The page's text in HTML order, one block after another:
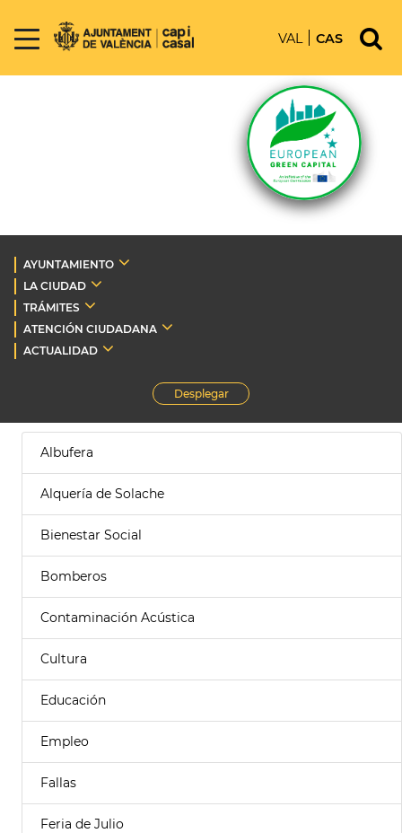
VAL CAS
AYUNTAMIENTO
LA CIUDAD
TRÁMITES
ATENCIÓN CIUDADANA
ACTUALIDAD
Desplegar
Albufera
Alquería de Solache
Bienestar Social
Bomberos
Contaminación Acústica
Cultura
Educación
Empleo
Fallas
Feria de Julio